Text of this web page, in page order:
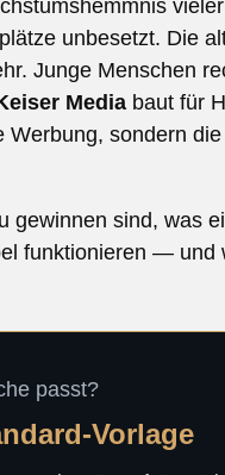
unbesetzt. Die
Junge Menschen
Mediabaut für
sondern
gewinnen sind, was
funktionieren — und
passt?
Vorlage